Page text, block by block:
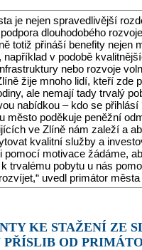
je nejen spravedlivější
dlouhodobého
totiž přináší benefity nejen
například v podobě
nebo rozvoje
žije mnoho lidí, kteří zde
ale nemají tady trvalý
nabídkou – kdo se
město poděkuje peněžní
ve Zlíně nám zaleží a
kvalitní služby a
pomocí motivace žádáme,
trvalému pobytu u nás
uvedl primátor
PŘÍSLIB OD